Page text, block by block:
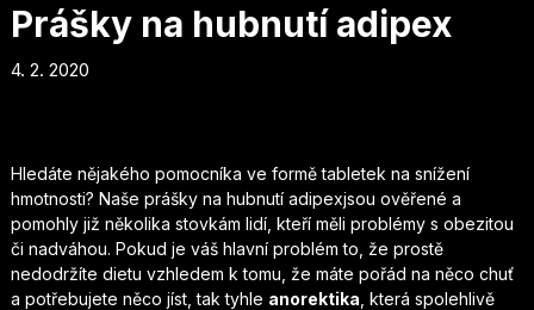
Prášky na hubnutí adipex
4. 2. 2020
Hledáte nějakého pomocníka ve formě tabletek na snížení
hmotnosti? Naše prášky na hubnutí adipexjsou ověřené a
pomohly již několika stovkám lidí, kteří měli problémy s obezitou
či nadváhou. Pokud je váš hlavní problém to, že prostě
nedodržíte dietu vzhledem k tomu, že máte pořád na něco chuť
a potřebujete něco jíst, tak tyhle anorektika , která spolehlivě